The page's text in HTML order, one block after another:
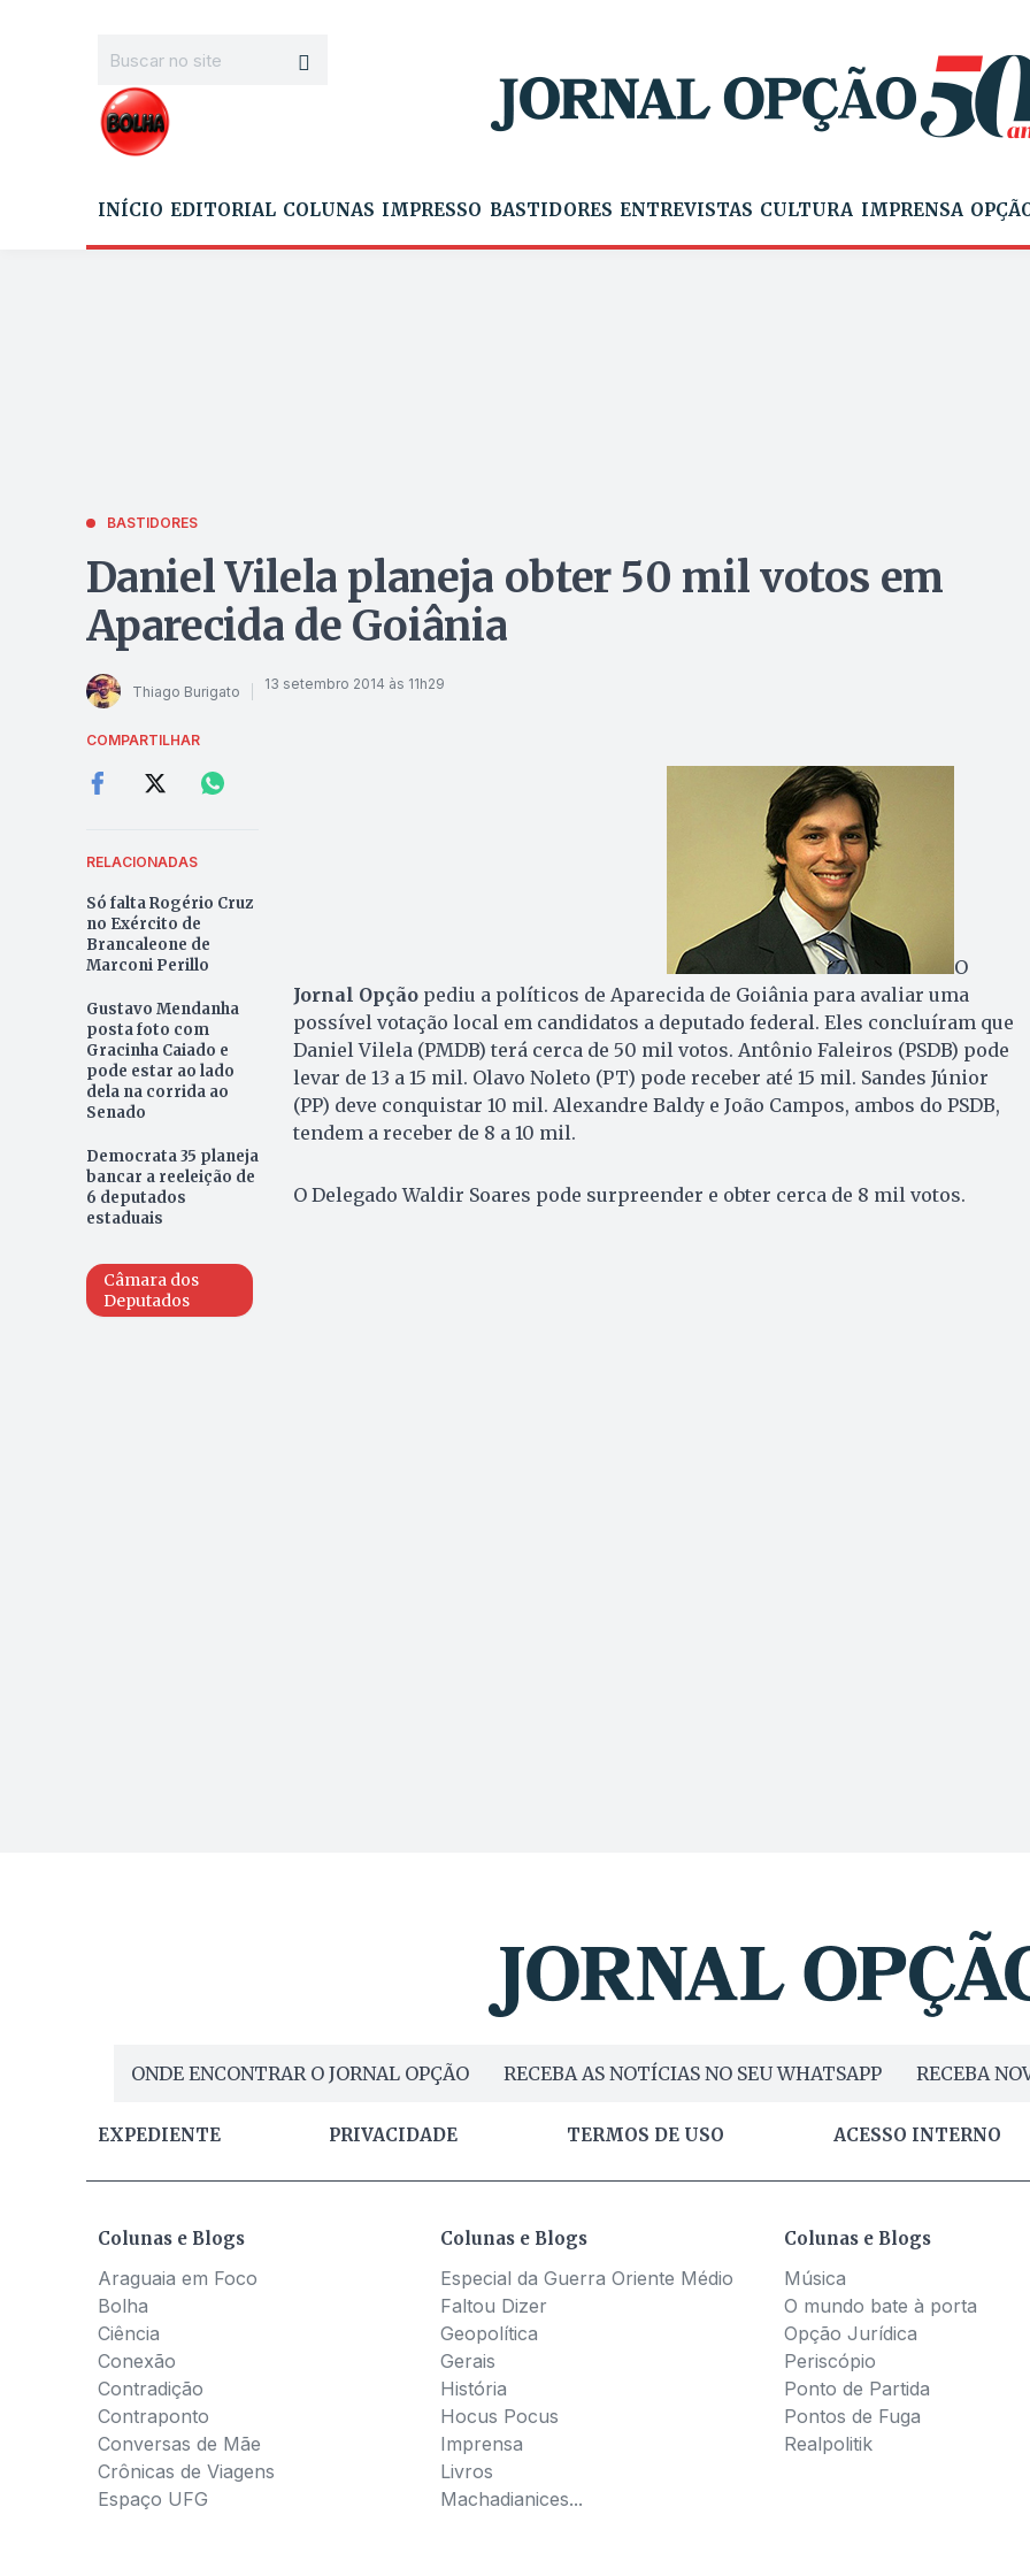
INÍCIO EDITORIAL COLUNAS IMPRESSO BASTIDORES ENTREVISTAS CULTURA IMPRENSA
BASTIDORES
Daniel Vilela planeja obter 50 mil votos em
Aparecida de Goiânia
Thiago Burigato 13 setembro 2014 às 11h29
COMPARTILHAR
RELACIONADAS
Só falta Rogério Cruz
no Exército de
Brancaleone de
Marconi Perillo
Gustavo Mendanha
posta foto com
Gracinha Caiado e
pode estar ao lado
dela na corrida ao
Senado
Democrata 35 planeja
bancar a reeleição de
6 deputados
estaduais
Câmara dos
Deputados
O
Jornal Opçãopediu a políticos de Aparecida de Goiânia para avaliar uma
possível votação local em candidatos a deputado federal. Eles concluíram que
Daniel Vilela (PMDB) terá cerca de 50 mil votos. Antônio Faleiros (PSDB) pode
levar de 13 a 15 mil. Olavo Noleto (PT) pode receber até 15 mil. Sandes Júnior
(PP) deve conquistar 10 mil. Alexandre Baldy e João Campos, ambos do PSDB,
tendem a receber de 8 a 10 mil.
O Delegado Waldir Soares pode surpreender e obter cerca de 8 mil votos.
ONDE ENCONTRAR O JORNAL OPÇÃO RECEBA AS NOTÍCIAS NO SEU WHATSAPP RECEBA
EXPEDIENTE PRIVACIDADE TERMOS DE USO ACESSO INTERNO
Colunas e Blogs
Araguaia em Foco
Bolha
Ciência
Conexão
Contradição
Contraponto
Conversas de Mãe
Crônicas de Viagens
Espaço UFG
Colunas e Blogs
Especial da Guerra Oriente Médio
Faltou Dizer
Geopolítica
Gerais
História
Hocus Pocus
Imprensa
Livros
Machadianices...
Colunas e Blogs
Música
O mundo bate à porta
Opção Jurídica
Periscópio
Ponto de Partida
Pontos de Fuga
Realpolitik